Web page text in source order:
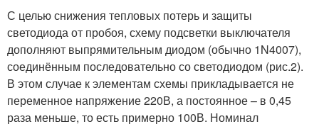
С целью снижения тепловых потерь и защиты
светодиода от пробоя, схему подсветки выключателя
дополняют выпрямительным диодом (обычно 1N4007),
соединённым последовательно со светодиодом (рис.2).
В этом случае к элементам схемы прикладывается не
переменное напряжение 220В, а постоянное – в 0,45
раза меньше, то есть примерно 100В. Номинал